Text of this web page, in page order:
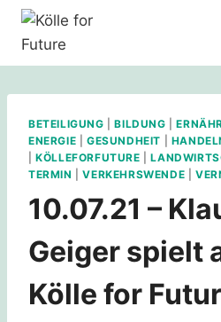
Zum
Inhalt
BETEILIGUNG |BILDUNG |
ENERGIE
GESUNDHEIT
|KÖLLEFORFUTURE |
TERMIN
|VERKEHRSWENDE
10.07.21 –
Geiger spielt
Kölle for